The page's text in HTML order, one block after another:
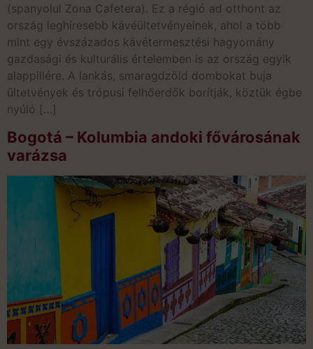
(spanyolul Zona Cafetera). Ez a régió ad otthont az
ország leghíresebb kávéültetvényeinek, ahol a több
mint egy évszázados kávétermesztési hagyomány
gazdasági és kulturális értelemben is az ország egyik
alappillére. A lankás, smaragdzöld dombokat buja
ültetvények és trópusi felhőerdők borítják, köztük égbe
nyúló […]
Bogotá – Kolumbia andoki fővárosának
varázsa